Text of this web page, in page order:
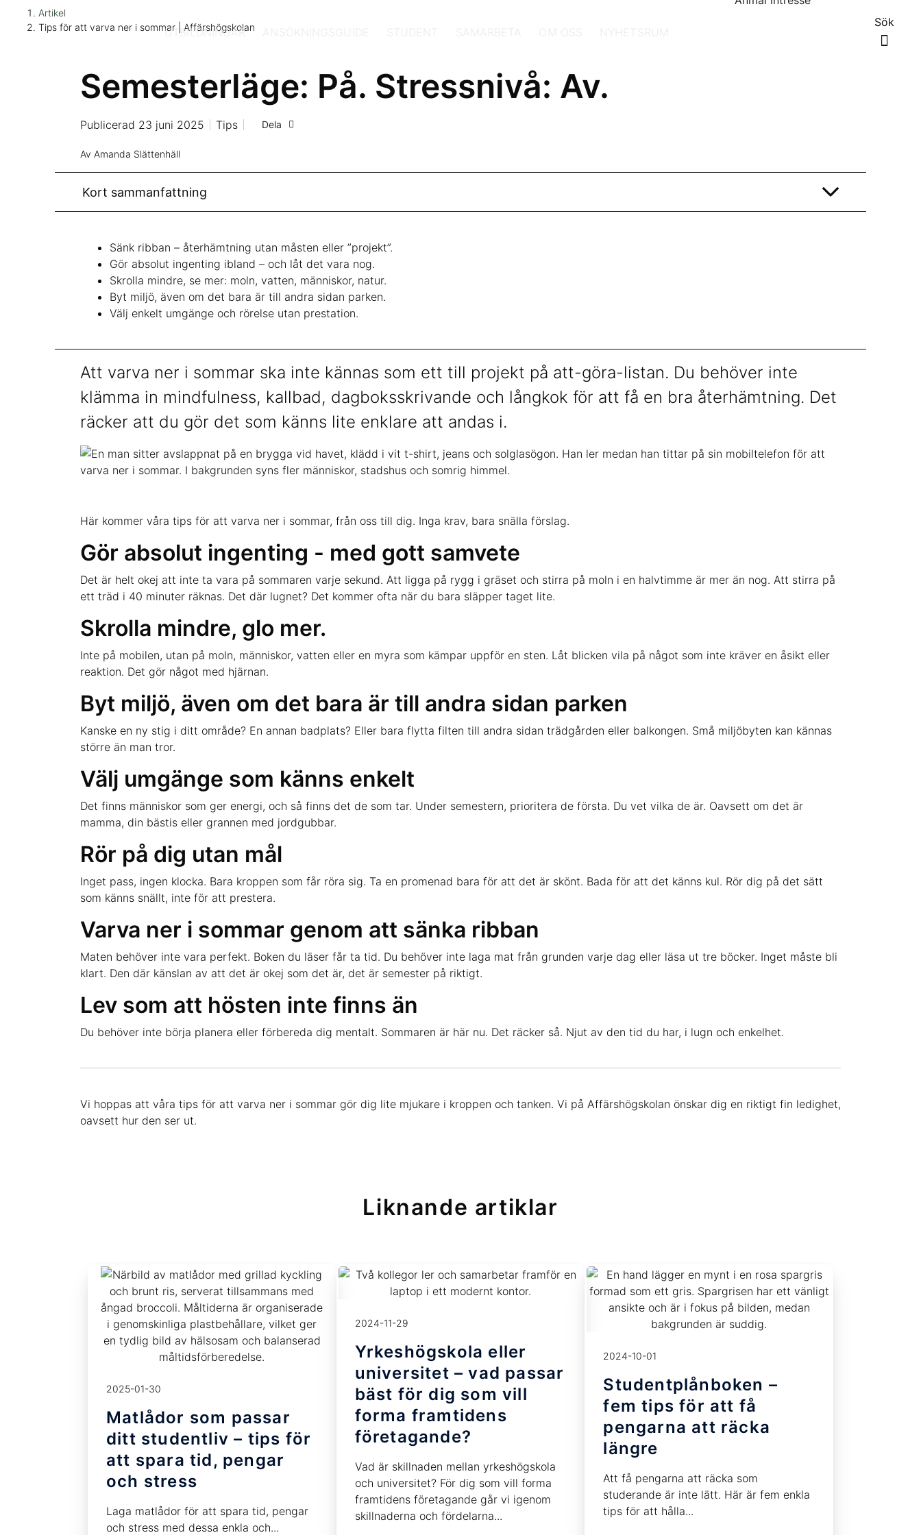
Huvudnavigation
Sök
UTBILDNINGAR
Artikel
Tips för att varva ner i sommar | Affärshögskolan
Semesterläge: På. Stressnivå: Av.
Publicerad 23 juni 2025 Tips Dela
Av Amanda Slättenhäll
Kort sammanfattning
Sänk ribban – återhämtning utan måsten eller ”projekt”.
Gör absolut ingenting ibland – och låt det vara nog.
Skrolla mindre, se mer: moln, vatten, människor, natur.
Byt miljö, även om det bara är till andra sidan parken.
Välj enkelt umgänge och rörelse utan prestation.
Att varva ner i sommar ska inte kännas som ett till projekt på att-göra-listan. Du behöver inte
klämma in mindfulness, kallbad, dagboksskrivande och långkok för att få en bra återhämtning. Det
räcker att du gör det som känns lite enklare att andas i.
Här kommer våra tips för att varva ner i sommar, från oss till dig. Inga krav, bara snälla förslag.
Gör absolut ingenting - med gott samvete
Det är helt okej att inte ta vara på sommaren varje sekund. Att ligga på rygg i gräset och stirra på moln i en halvtimme är mer än nog. Att stirra på
ett träd i 40 minuter räknas. Det där lugnet? Det kommer ofta när du bara släpper taget lite.
Skrolla mindre, glo mer.
Inte på mobilen, utan på moln, människor, vatten eller en myra som kämpar uppför en sten. Låt blicken vila på något som inte kräver en åsikt eller
reaktion. Det gör något med hjärnan.
Byt miljö, även om det bara är till andra sidan parken
Kanske en ny stig i ditt område? En annan badplats? Eller bara flytta filten till andra sidan trädgården eller balkongen. Små miljöbyten kan kännas
större än man tror.
Välj umgänge som känns enkelt
Det finns människor som ger energi, och så finns det de som tar. Under semestern, prioritera de första. Du vet vilka de är. Oavsett om det är
mamma, din bästis eller grannen med jordgubbar.
Rör på dig utan mål
Inget pass, ingen klocka. Bara kroppen som får röra sig. Ta en promenad bara för att det är skönt. Bada för att det känns kul. Rör dig på det sätt
som känns snällt, inte för att prestera.
Varva ner i sommar genom att sänka ribban
Maten behöver inte vara perfekt. Boken du läser får ta tid. Du behöver inte laga mat från grunden varje dag eller läsa ut tre böcker. Inget måste bli
klart. Den där känslan av att det är okej som det är, det är semester på riktigt.
Lev som att hösten inte finns än
Du behöver inte börja planera eller förbereda dig mentalt. Sommaren är här nu. Det räcker så. Njut av den tid du har, i lugn och enkelhet.
Vi hoppas att våra tips för att varva ner i sommar gör dig lite mjukare i kroppen och tanken. Vi på Affärshögskolan önskar dig en riktigt fin ledighet,
oavsett hur den ser ut.
Liknande artiklar
2025-01-30
Matlådor som passar
ditt studentliv – tips för
att spara tid, pengar
och stress
Laga matlådor för att spara tid, pengar
och stress med dessa enkla och...
2024-11-29
Yrkeshögskola eller
universitet – vad passar
bäst för dig som vill
forma framtidens
företagande?
Vad är skillnaden mellan yrkeshögskola
och universitet? För dig som vill forma
framtidens företagande går vi igenom
skillnaderna och fördelarna...
2024-10-01
Studentplånboken –
fem tips för att få
pengarna att räcka
längre
Att få pengarna att räcka som
studerande är inte lätt. Här är fem enkla
tips för att hålla...